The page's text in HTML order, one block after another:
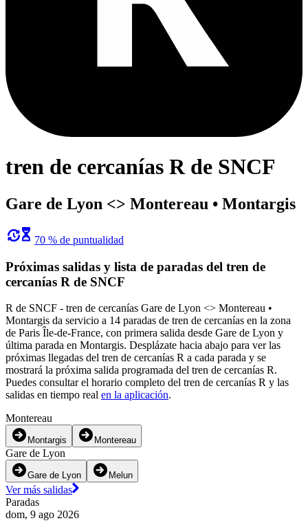
tren de cercanías R de SNCF
Gare de Lyon <>︎ Montereau • Montargis
70 % de puntualidad
Próximas salidas y lista de paradas del tren de
cercanías R de SNCF
R de SNCF - tren de cercanías Gare de Lyon <>︎ Montereau •
Montargis da servicio a 14 paradas de tren de cercanías en la zona
de Paris Île-de-France, con primera salida desde Gare de Lyon y
última parada en Montargis. Desplázate hacia abajo para ver las
próximas llegadas del tren de cercanías R a cada parada y se
mostrará la próxima salida programada del tren de cercanías R.
Puedes consultar el horario completo del tren de cercanías R y las
salidas en tiempo real en la aplicación.
Montereau
Montargis Montereau
Gare de Lyon
Gare de Lyon Melun
Ver más salidas
Paradas
dom, 9 ago 2026